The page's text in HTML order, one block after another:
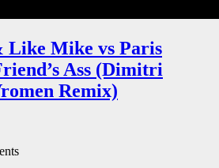
Like Mike vs Paris
Ass (Dimitri
Remix)